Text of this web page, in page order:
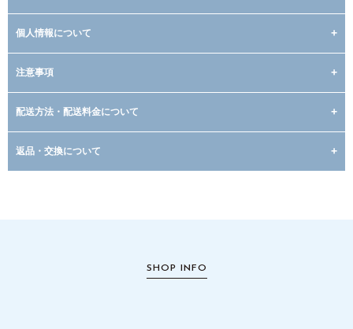
個人情報について
注意事項
配送方法・配送料金について
返品・交換について
SHOP INFO